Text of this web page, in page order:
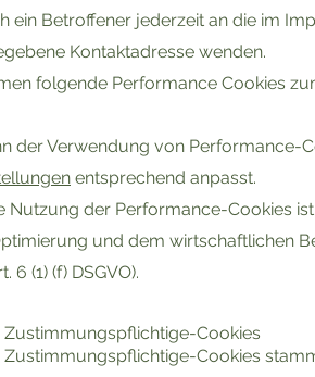
ein Betroffener jederzeit an die im
Kontaktadresse wenden.
folgende Performance Cookies
der Verwendung von Performance-
entsprechend anpasst.
Nutzung der Performance-Cookies
und dem wirtschaftlichen
6 (1) (f) DSGVO).
Cookies
Cookies